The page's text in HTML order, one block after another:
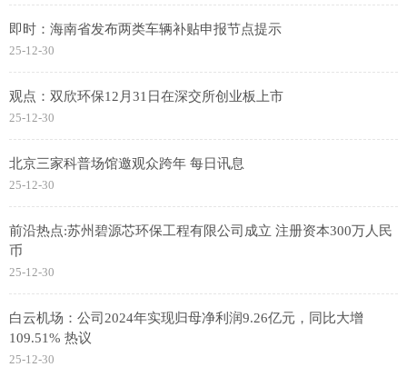
即时：海南省发布两类车辆补贴申报节点提示
25-12-30
观点：双欣环保12月31日在深交所创业板上市
25-12-30
北京三家科普场馆邀观众跨年 每日讯息
25-12-30
前沿热点:苏州碧源芯环保工程有限公司成立 注册资本300万人民
币
25-12-30
白云机场：公司2024年实现归母净利润9.26亿元，同比大增
109.51% 热议
25-12-30